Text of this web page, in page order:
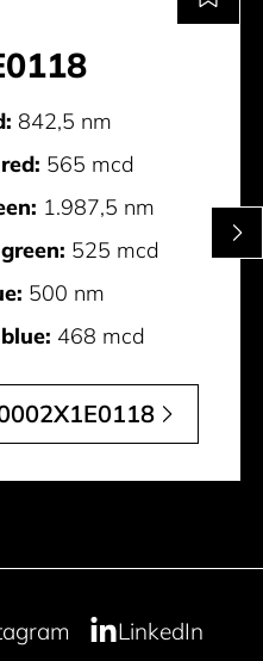
842,5 nm
565 mcd
1.987,5 nm
525 mcd
500 nm
468 mcd
LinkedIn